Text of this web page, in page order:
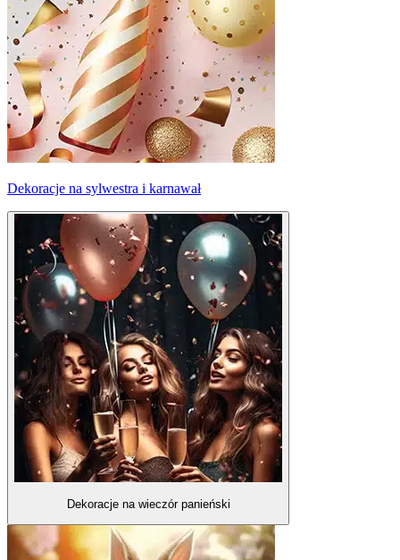
Dekoracje na sylwestra i karnawał
Dekoracje na wieczór panieński